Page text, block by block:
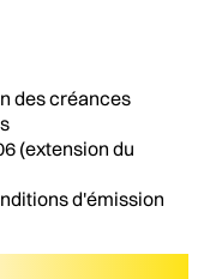
des créances
(extension du
d'émission